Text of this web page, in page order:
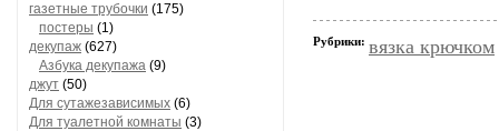
газетные трубочки (175)
постеры (1)
декупаж (627)
Азбука декупажа (9)
джут (50)
Для сутажезависимых (6)
Для туалетной комнаты (3)
Рубрики: вязка крючком